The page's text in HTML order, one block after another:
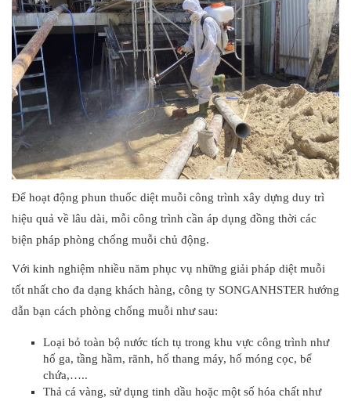
Để hoạt động phun thuốc diệt muỗi công trình xây dựng duy trì
hiệu quả về lâu dài, mỗi công trình cần áp dụng đồng thời các
biện pháp phòng chống muỗi chủ động.
Với kinh nghiệm nhiều năm phục vụ những giải pháp diệt muỗi
tốt nhất cho đa dạng khách hàng, công ty SONGANHSTER hướng
dẫn bạn cách phòng chống muỗi như sau:
Loại bỏ toàn bộ nước tích tụ trong khu vực công trình như
hố ga, tầng hầm, rãnh, hố thang máy, hố móng cọc, bể
chứa,…..
Thả cá vàng, sử dụng tinh dầu hoặc một số hóa chất như